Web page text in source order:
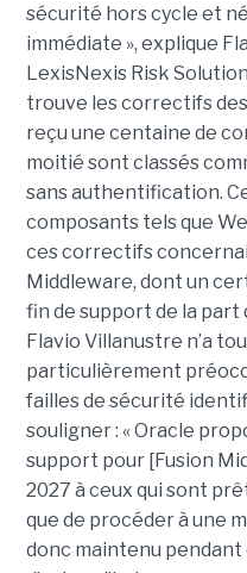
sécurité hors cycle et
immédiate », explique
LexisNexis Risk
trouve les correctifs
reçu une centaine de
moitié sont classés
sans authentification.
composants tels que
ces correctifs
Middleware, dont un
fin de support de la part
Flavio Villanustre n’a
particulièrement
failles de sécurité
souligner : « Oracle
support pour [Fusion
2027 à ceux qui sont
que de procéder à une
donc maintenu